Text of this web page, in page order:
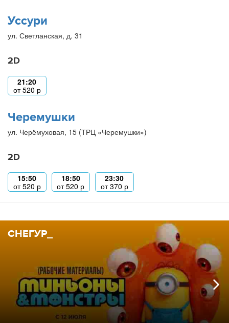
Уссури
ул. Светланская, д. 31
2D
21:20
от520 р
Черемушки
ул. Черёмуховая, 15 (ТРЦ «Черемушки»)
2D
15:50
от520 р
18:50
от520 р
23:30
от370 р
СНЕГУР_